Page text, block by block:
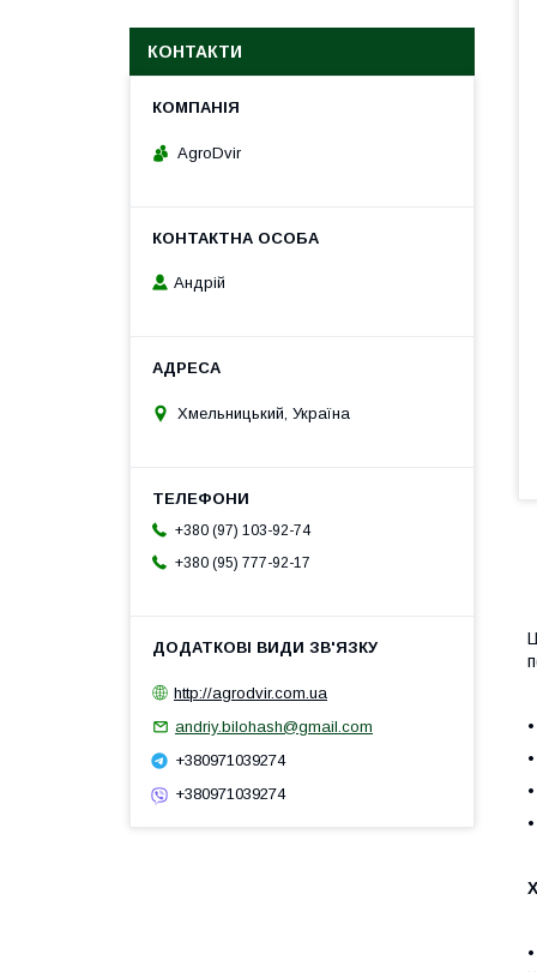
КОНТАКТИ
AgroDvir
Андрій
Хмельницький, Україна
+380 (97) 103-92-74
+380 (95) 777-92-17
http://agrodvir.com.ua
andriy.bilohash@gmail.com
+380971039274
+380971039274